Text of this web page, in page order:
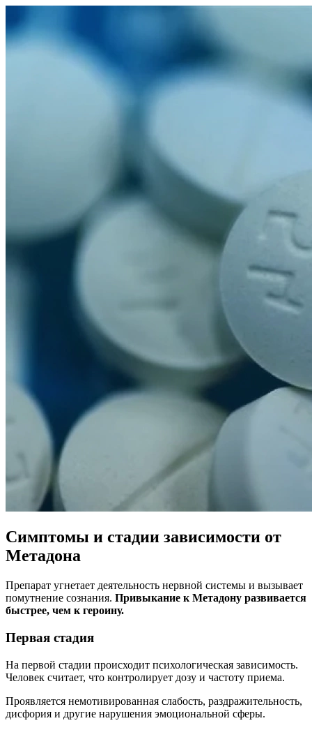
Симптомы и стадии зависимости от
Метадона
Препарат угнетает деятельность нервной системы и вызывает
помутнение сознания. Привыкание к Метадону развивается
быстрее, чем к героину.
Первая стадия
На первой стадии происходит психологическая зависимость.
Человек считает, что контролирует дозу и частоту приема.
Проявляется немотивированная слабость, раздражительность,
дисфория и другие нарушения эмоциональной сферы.